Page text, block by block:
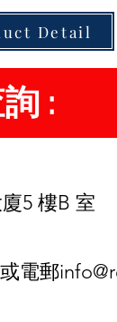
Detail
:
5 樓B 室
電郵